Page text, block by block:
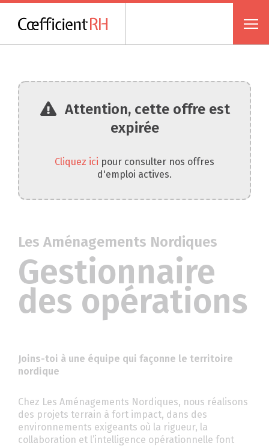
Attention, cette offre est
expirée
Cliquez ici pour consulter nos offres
d'emploi actives.
Les Aménagements Nordiques
Gestionnaire
des opérations
Joins-toi à une équipe qui façonne le territoire
nordique
Chez Les Aménagements Nordiques, nous réalisons
des projets terrain à fort impact, dans des
environnements exigeants où la rigueur, la
collaboration et l’intelligence opérationnelle font